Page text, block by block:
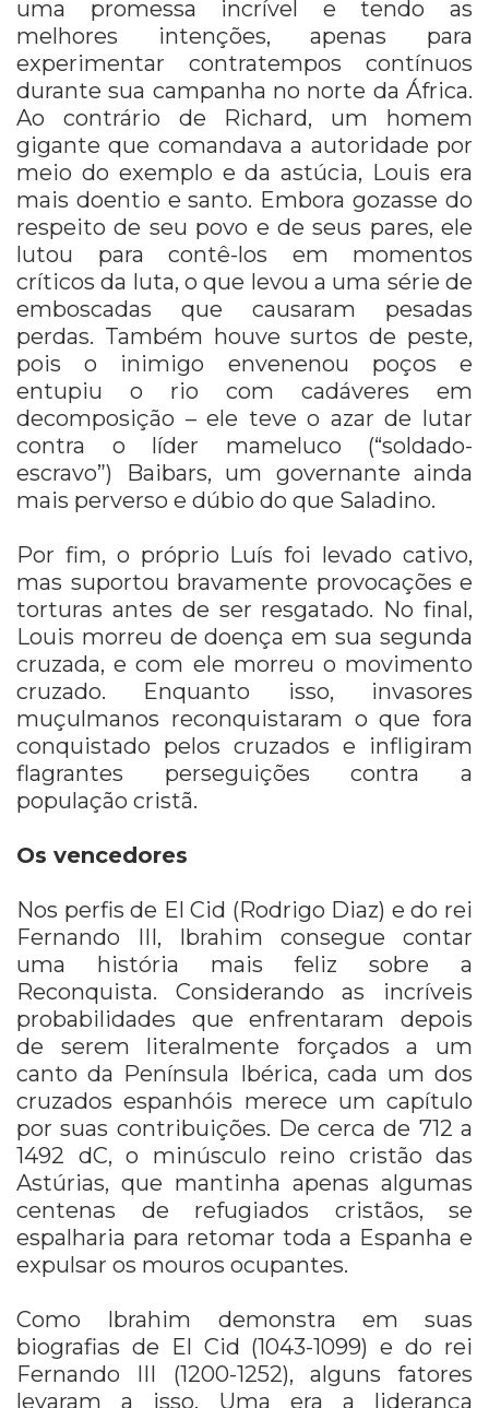
uma promessa incrível e tendo as
melhores intenções, apenas para
experimentar contratempos contínuos
durante sua campanha no norte da África.
Ao contrário de Richard, um homem
gigante que comandava a autoridade por
meio do exemplo e da astúcia, Louis era
mais doentio e santo. Embora gozasse do
respeito de seu povo e de seus pares, ele
lutou para contê-los em momentos
críticos da luta, o que levou a uma série de
emboscadas que causaram pesadas
perdas. Também houve surtos de peste,
pois o inimigo envenenou poços e
entupiu o rio com cadáveres em
decomposição – ele teve o azar de lutar
contra o líder mameluco (“soldado-
escravo”) Baibars, um governante ainda
mais perverso e dúbio do que Saladino.
Por fim, o próprio Luís foi levado cativo,
mas suportou bravamente provocações e
torturas antes de ser resgatado. No final,
Louis morreu de doença em sua segunda
cruzada, e com ele morreu o movimento
cruzado. Enquanto isso, invasores
muçulmanos reconquistaram o que fora
conquistado pelos cruzados e infligiram
flagrantes perseguições contra a
população cristã.
Os vencedores
Nos perfis de El Cid (Rodrigo Diaz) e do rei
Fernando III, Ibrahim consegue contar
uma história mais feliz sobre a
Reconquista. Considerando as incríveis
probabilidades que enfrentaram depois
de serem literalmente forçados a um
canto da Península Ibérica, cada um dos
cruzados espanhóis merece um capítulo
por suas contribuições. De cerca de 712 a
1492 dC, o minúsculo reino cristão das
Astúrias, que mantinha apenas algumas
centenas de refugiados cristãos, se
espalharia para retomar toda a Espanha e
expulsar os mouros ocupantes.
Como Ibrahim demonstra em suas
biografias de El Cid (1043-1099) e do rei
Fernando III (1200-1252), alguns fatores
levaram a isso. Uma era a liderança